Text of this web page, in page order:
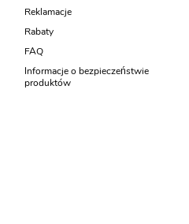
Reklamacje
Rabaty
FAQ
Informacje o bezpieczeństwie
produktów